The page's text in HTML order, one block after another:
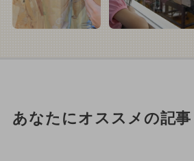
あなたにオススメの記事